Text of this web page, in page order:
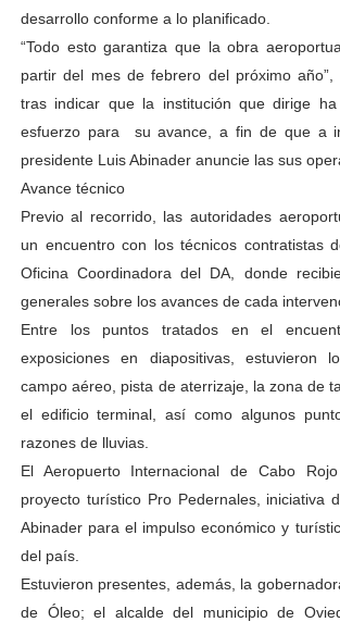
desarrollo conforme a lo planificado.
“Todo esto garantiza que la obra
partir del mes de febrero del próximo año”,
tras indicar que la institución que dirige
esfuerzo para su avance, a fin de que a
presidente Luis Abinader anuncie las sus
Avance técnico
Previo al recorrido, las autoridades
un encuentro con los técnicos contratistas
Oficina Coordinadora del DA, donde
generales sobre los avances de cada
Entre los puntos tratados en el
exposiciones en diapositivas, estuvieron
campo aéreo, pista de aterrizaje, la zona de
el edificio terminal, así como algunos
razones de lluvias.
El Aeropuerto Internacional de Cabo
proyecto turístico Pro Pedernales, iniciativa
Abinader para el impulso económico y
del país.
Estuvieron presentes, además, la
de Óleo; el alcalde del municipio de